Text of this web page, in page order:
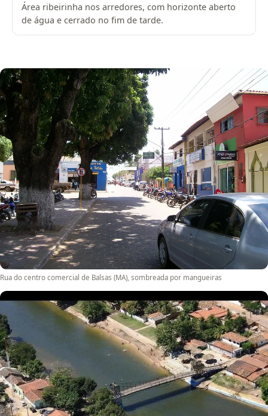
Área ribeirinha nos arredores, com horizonte aberto
de água e cerrado no fim de tarde.
Rua do centro comercial de Balsas (MA), sombreada por mangueiras